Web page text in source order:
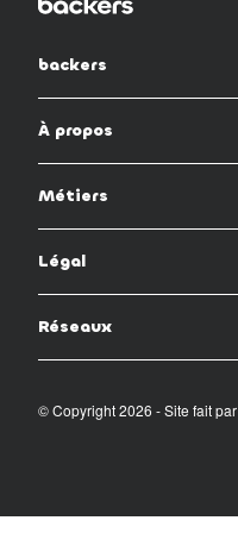
backers
À propos
Métiers
Légal
Réseaux
© Copyright 2026 - Site fait par